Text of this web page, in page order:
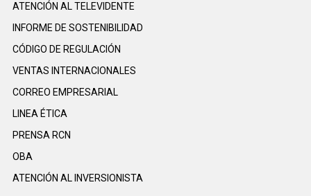
ATENCIÓN AL TELEVIDENTE
INFORME DE SOSTENIBILIDAD
CÓDIGO DE REGULACIÓN
VENTAS INTERNACIONALES
CORREO EMPRESARIAL
LINEA ÉTICA
PRENSA RCN
OBA
ATENCIÓN AL INVERSIONISTA